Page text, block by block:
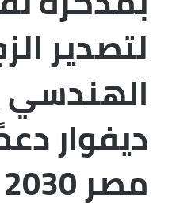
لتصدير
ديفوار
مصر 2030